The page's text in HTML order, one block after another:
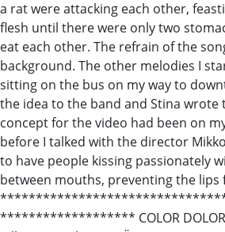
a rat were attacking each other,
flesh until there were only two
eat each other. The refrain of the
background. The other melodies I
sitting on the bus on my way to
the idea to the band and Stina wrote
concept for the video had been on
before I talked with the director
to have people kissing passionately
between mouths, preventing the lips
******************* COLOR DOLOR